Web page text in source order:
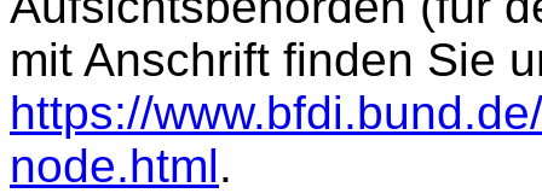
mit Anschrift finden Sie
https://
node.html.